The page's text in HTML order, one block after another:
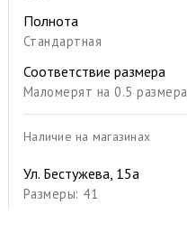
Полнота
Стандартная
Соответствие размера
Маломерят на 0.5 размера
Наличие на магазинах
Ул. Бестужева, 15а
Размеры: 41